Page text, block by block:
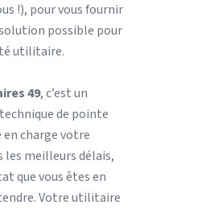
!), pour vous fournir
possible pour
utilitaire.
49, c’est un
de pointe
charge votre
les meilleurs délais,
que vous êtes en
Votre utilitaire